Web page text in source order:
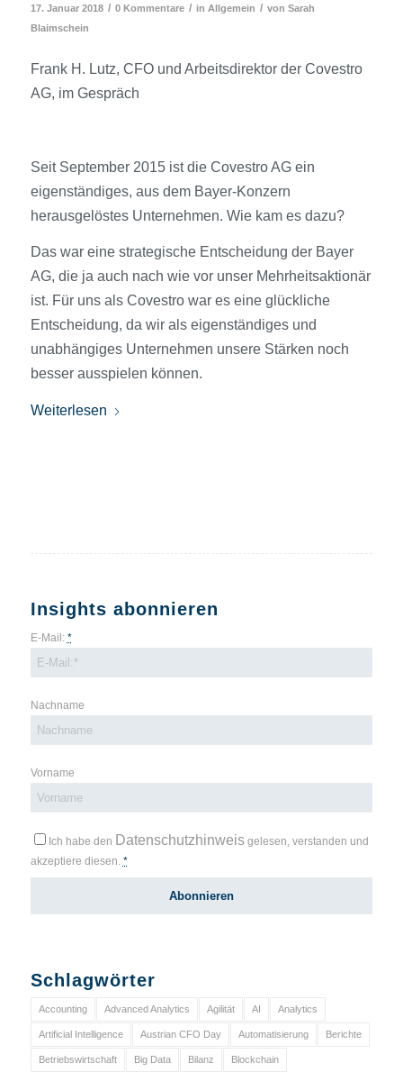
17. Januar 2018 / 0 Kommentare / in Allgemein / von Sarah
Blaimschein
Frank H. Lutz, CFO und Arbeitsdirektor der Covestro
AG, im Gespräch
Seit September 2015 ist die Covestro AG ein
eigenständiges, aus dem Bayer-Konzern
herausgelöstes Unternehmen. Wie kam es dazu?
Das war eine strategische Entscheidung der Bayer
AG, die ja auch nach wie vor unser Mehrheitsaktionär
ist. Für uns als Covestro war es eine glückliche
Entscheidung, da wir als eigenständiges und
unabhängiges Unternehmen unsere Stärken noch
besser ausspielen können.
Weiterlesen
Insights abonnieren
E-Mail: *
Nachname
Vorname
Ich habe den Datenschutzhinweisgelesen, verstanden und
akzeptiere diesen. *
Schlagwörter
Accounting Advanced Analytics Agilität AI Analytics
Artificial Intelligence Austrian CFO Day Automatisierung Berichte
Betriebswirtschaft Big Data Bilanz Blockchain